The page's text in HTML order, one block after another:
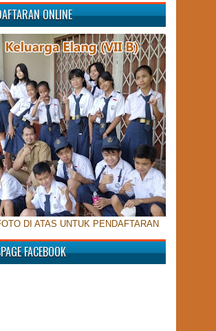
ONLINE
DI ATAS UNTUK PENDAFTARAN
FACEBOOK